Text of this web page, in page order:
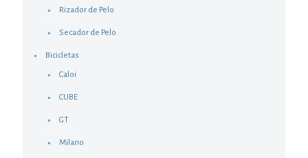
Rizador de Pelo
Secador de Pelo
Bicicletas
Caloi
CUBE
GT
Milano